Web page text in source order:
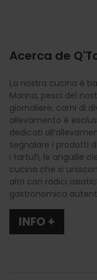
Acerca de
La nostra cucina è
Marina, pesci del
giornaliere, carni di
allevamento è
dedicati
segnalare i prodotti
i tartufi, le anguille
cucina che si
altri con radici
gastronomica
INFO +